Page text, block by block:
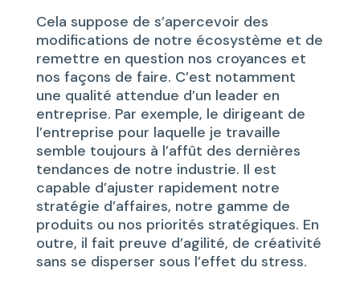
Cela suppose de s’apercevoir des
modifications de notre écosystème et de
remettre en question nos croyances et
nos façons de faire. C’est notamment
une qualité attendue d’un leader en
entreprise. Par exemple, le dirigeant de
l’entreprise pour laquelle je travaille
semble toujours à l’affût des dernières
tendances de notre industrie. Il est
capable d’ajuster rapidement notre
stratégie d’affaires, notre gamme de
produits ou nos priorités stratégiques. En
outre, il fait preuve d’agilité, de créativité
sans se disperser sous l’effet du stress.